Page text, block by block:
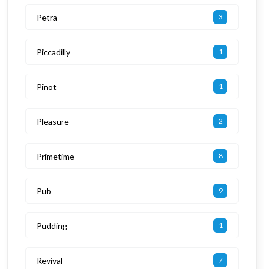
Petra 3
Piccadilly 1
Pinot 1
Pleasure 2
Primetime 8
Pub 9
Pudding 1
Revival 7